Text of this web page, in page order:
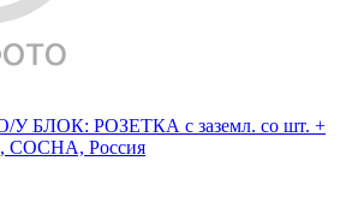
У БЛОК: РОЗЕТКА с заземл. со шт. +
СОСНА, Россия